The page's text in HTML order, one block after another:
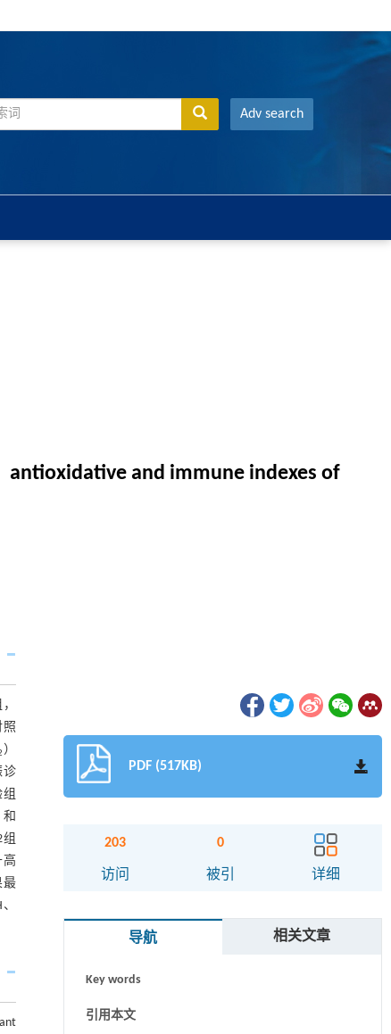
Adv search
and immune indexes of
照
）
诊
和
高
最
PDF (517KB)
203
访问
0
被引 详细
导航 相关文章
摘要
Key words
引用本文